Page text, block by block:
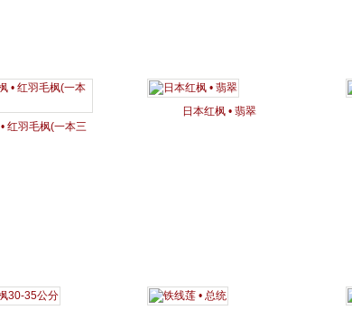
红羽毛枫(一本三
日本红枫 • 翡翠